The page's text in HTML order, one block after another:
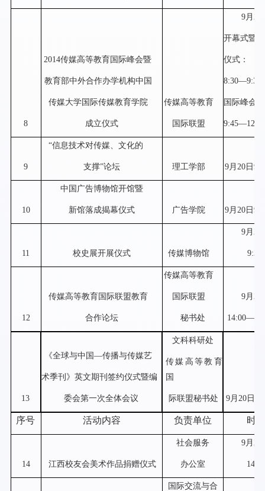
8
2014传媒高等教育国际峰会暨
教育部中外合作办学机构中国
传媒大学国际传媒教育学院
成立仪式
传媒高等教育
国际联盟
9月
开幕式暨
仪式：
8:30—9:30
国际峰会：
9:45—12
9
“信息技术对传媒、文化的
支撑”论坛 理工学部 9月 20日
10
中国广告博物馆开馆暨
新馆落成揭幕仪式 广告学院 9月 20日
11 校史展开展仪式 传媒博物馆
9月
9:30
12
传媒高等教育国际联盟教育
合作论坛
传媒高等教育
国际联盟
秘书处
9月
13
《全球与中国—传播与传媒艺
术季刊》英文期刊签约仪式暨编
委会第一次全体会议
文科科研处
传媒高等教育
国
际联盟秘书处 9月 20日下
序号 活动内容 负责单位 时间
14 江西校友会美术作品捐赠仪式
社会服务
办公室
9 月
14:30
国际交流与合